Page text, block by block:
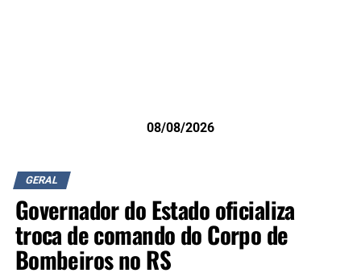
08/08/2026
GERAL
Governador do Estado oficializa
troca de comando do Corpo de
Bombeiros no RS